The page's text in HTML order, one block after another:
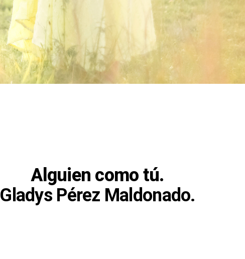
Alguien como tú.
Gladys Pérez Maldonado.